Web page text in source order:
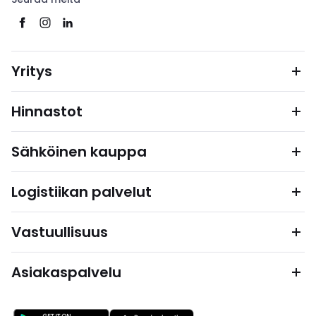
Yritys
Hinnastot
Sähköinen kauppa
Logistiikan palvelut
Vastuullisuus
Asiakaspalvelu